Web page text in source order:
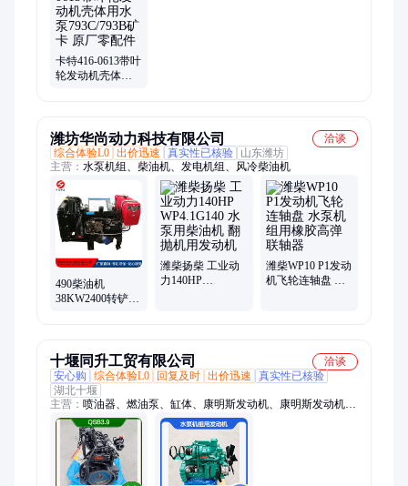
卡特416-0613带叶
轮发动机壳体用
潍坊华尚动力科技有限公司
洽谈
综合体验L0 出价迅速 真实性已核验
山东潍坊
主营： 水泵机组、柴油机、发电机组、风冷柴油机
490柴油机
38KW2400转铲车
潍柴扬柴 工业动
力140HP
潍柴WP10 P1发动
机飞轮连轴盘 水
十堰同升工贸有限公司
洽谈
安心购
综合体验L0 回复及时 出价迅速
真实性已核验
湖北十堰
主营： 喷油器、燃油泵、缸体、康明斯发动机、康明斯发动机总
成、发动机、康明斯发动机配件、发动机线束、水泵、进口康明
斯发动机总成、QSK23发动机配件、缸盖、起动机、发电机、涡
轮增压器、挖掘机配件、电脑板、空压机、qsm11曲轴